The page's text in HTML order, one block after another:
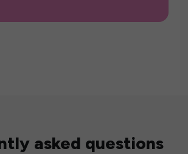
asked questions